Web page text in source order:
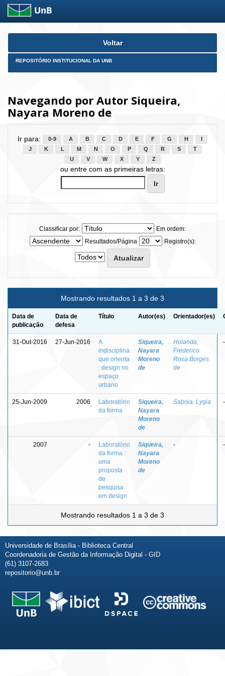
Skip
Voltar
REPOSITÓRIO INSTITUCIONAL DA UNB
Navegando por Autor Siqueira,
Nayara Moreno de
Ir para: 0-9 A B C D E F G H
J
K L M N O P Q R S
T
U
V W X Y Z
ou entre com as primeiras letras:
Classificar por:
Em ordem:
Resultados/Página
Registro(s):
Mostrando resultados 1 a 3 de 3
Data de
publicação
Data de
defesa
Título Autor(es) Orientador(es)
31-Out-2016 27-Jun-2016
A
indisciplina
que orienta
: design no
espaço
urbano
Siqueira,
Nayara
Moreno
de
Holanda,
Frederico
Rosa Borges
de
-
25-Jun-2009 2006
Laboratório
da forma
Siqueira,
Nayara
Moreno
de
Saboia, Lygia -
2007 -
Laboratório
da forma :
uma
proposta
de
pesquisa
em design
Siqueira,
Nayara
Moreno
de
- -
Mostrando resultados 1 a 3 de 3
Universidade de Brasília - Biblioteca Central
Coordenadoria de Gestão da Informação Digital - GID
(61) 3107-2683
repositorio@unb.br